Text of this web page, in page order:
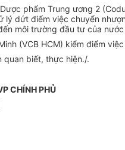
phẩm Trung ương 2
dứt điểm việc chuyển
môi trường đầu tư của
(VCB HCM) kiểm điểm
quan biết, thực hiện./.
CHÍNH PHỦ